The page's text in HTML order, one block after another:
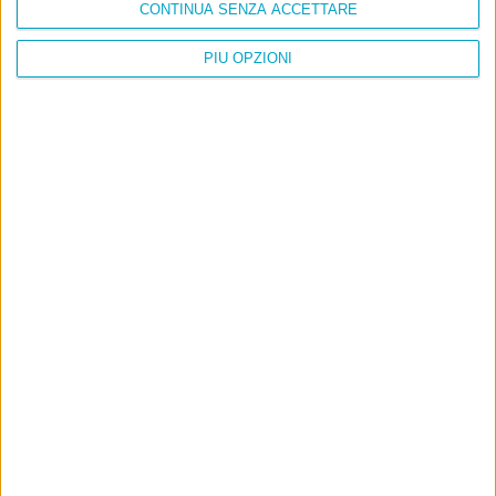
PIÙ OPZIONI
CONTINUA SENZA ACCETTARE
Info